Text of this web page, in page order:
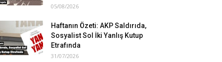
05/08/2026
Haftanın Özeti: AKP Saldırıda,
Sosyalist Sol İki Yanlış Kutup
Etrafında
31/07/2026